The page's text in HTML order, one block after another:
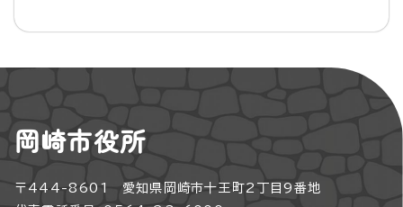
岡崎市役所
〒444-8601 愛知県岡崎市十王町2丁目9番地